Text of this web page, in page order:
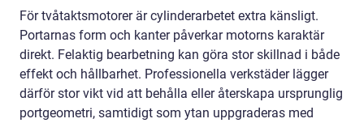
För tvåtaktsmotorer är cylinderarbetet extra känsligt.
Portarnas form och kanter påverkar motorns karaktär
direkt. Felaktig bearbetning kan göra stor skillnad i både
effekt och hållbarhet. Professionella verkstäder lägger
därför stor vikt vid att behålla eller återskapa ursprunglig
portgeometri, samtidigt som ytan uppgraderas med